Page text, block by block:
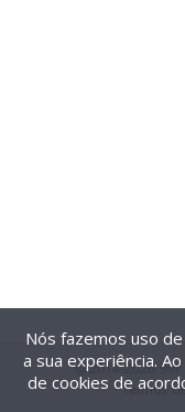
@2014-2026
Termos
Nós fazemos uso
a sua experiência.
de cookies de